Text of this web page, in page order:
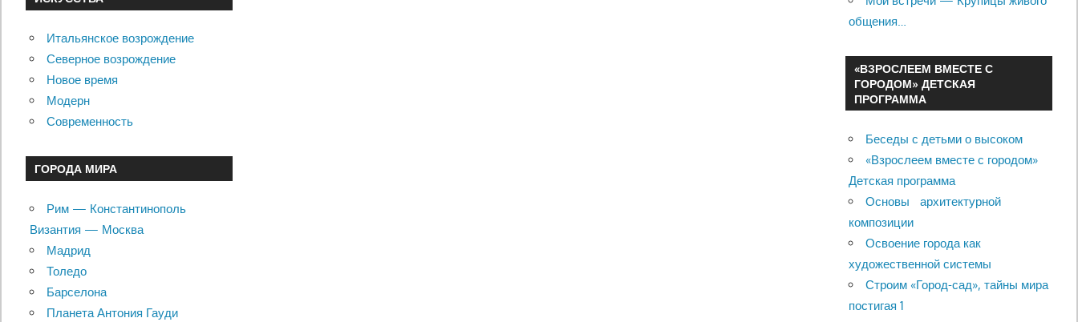
Итальянское возрождение
Северное возрождение
Новое время
Модерн
Современность
ГОРОДА МИРА
Рим — Константинополь
Византия — Москва
Мадрид
Толедо
Барселона
Планета Антония Гауди
общения…
«ВЗРОСЛЕЕМ ВМЕСТЕ С
ГОРОДОМ» ДЕТСКАЯ
ПРОГРАММА
Беседы с детьми о высоком
«Взрослеем вместе с городом»
Детская программа
Основы архитектурной
композиции
Освоение города как
художественной системы
Строим «Город-сад», тайны мира
постигая 1